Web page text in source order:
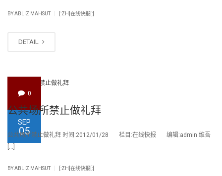
BYABLIZ MAHSUT [:ZH]在线快报[:]
DETAIL
0
SEP
05
公共场所禁止做礼拜
公共场所禁止做礼拜 时间:2012/01/28 栏目:在线快报 编辑:admin 维吾
BYABLIZ MAHSUT [:ZH]在线快报[:]